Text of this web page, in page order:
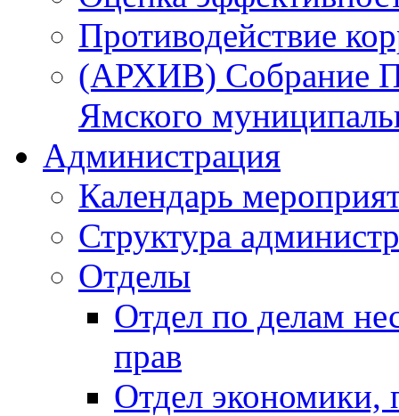
Противодействие
(АРХИВ) Собрание
Ямского
Администрация
Календарь
Структура
Отделы
Отдел по делам
прав
Отдел экономики,